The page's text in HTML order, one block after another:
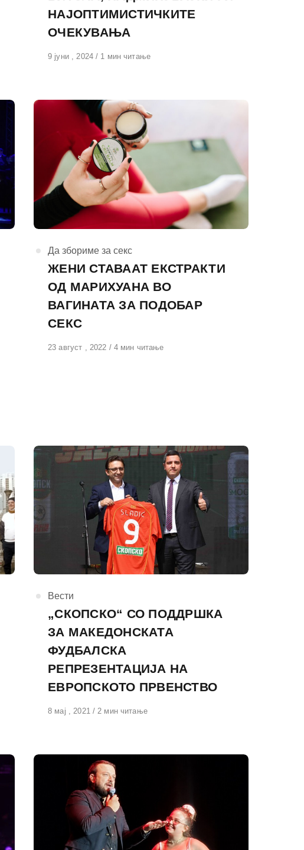
НАЈОПТИМИСТИЧКИТЕ
ОЧЕКУВАЊА
Објавено
9 јуни , 2024 1 мин читање
КАтегорија
Да збориме за секс
ЖЕНИ СТАВААТ ЕКСТРАКТИ
ОД МАРИХУАНА ВО
ВАГИНАТА ЗА ПОДОБАР
СЕКС
Објавено
23 август , 2022 4 мин читање
КАтегорија
Вести
„СКОПСКО“ СО ПОДДРШКА
ЗА МАКЕДОНСКАТА
ФУДБАЛСКА
РЕПРЕЗЕНТАЦИЈА НА
ЕВРОПСКОТО ПРВЕНСТВО
Објавено
8 мај , 2021 2 мин читање